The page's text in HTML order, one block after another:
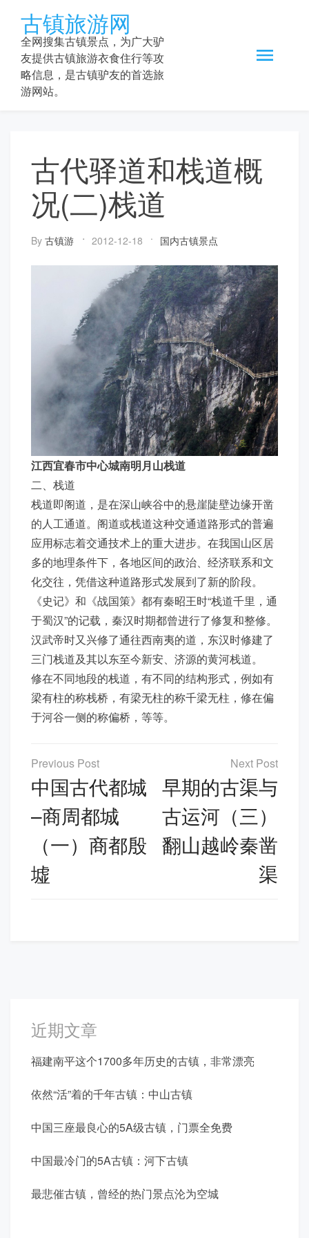
content
古镇旅游网
全网搜集古镇景点，为广大驴
友提供古镇旅游衣食住行等攻
略信息，是古镇驴友的首选旅
游网站。
古代驿道和栈道概
况(二)栈道
By 古镇游 2012-12-18 国内古镇景点
江西宜春市中心城南明月山栈道
二、栈道
栈道即阁道，是在深山峡谷中的悬崖陡壁边缘开凿
的人工通道。阁道或栈道这种交通道路形式的普遍
应用标志着交通技术上的重大进步。在我国山区居
多的地理条件下，各地区间的政治、经济联系和文
化交往，凭借这种道路形式发展到了新的阶段。
《史记》和《战国策》都有秦昭王时“栈道千里，通
于蜀汉”的记载，秦汉时期都曾进行了修复和整修。
汉武帝时又兴修了通往西南夷的道，东汉时修建了
三门栈道及其以东至今新安、济源的黄河栈道。
修在不同地段的栈道，有不同的结构形式，例如有
梁有柱的称栈桥，有梁无柱的称千梁无柱，修在偏
于河谷一侧的称偏桥，等等。
文
章
导
航
中国古代都城
–商周都城
（一）商都殷
墟
早期的古渠与
古运河（三）
翻山越岭秦凿
渠
近期文章
福建南平这个1700多年历史的古镇，非常漂亮
依然“活”着的千年古镇：中山古镇
中国三座最良心的5A级古镇，门票全免费
中国最冷门的5A古镇：河下古镇
最悲催古镇，曾经的热门景点沦为空城